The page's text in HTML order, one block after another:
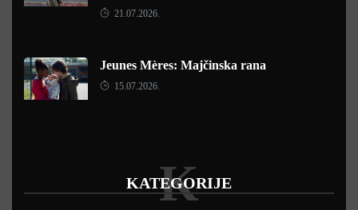
21.07.2026.
Jeunes Mères: Majčinska rana
15.07.2026.
KATEGORIJE
K